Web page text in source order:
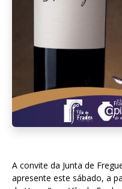
A convite da Junta de
apresente este sábado, a